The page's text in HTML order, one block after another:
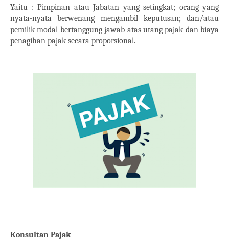
Yaitu : Pimpinan atau Jabatan yang setingkat; orang yang
nyata-nyata berwenang mengambil keputusan; dan/atau
pemilik modal bertanggung jawab atas utang pajak dan biaya
penagihan pajak secara proporsional.
Konsultan Pajak